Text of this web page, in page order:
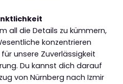
all die Details zu kümmern,
konzentrieren
unsere Zuverlässigkeit
Du kannst dich darauf
von Nürnberg nach Izmir